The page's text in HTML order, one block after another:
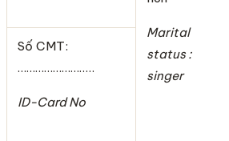
Marital
status :
singer
Số CMT:
……………………..
ID-Card No